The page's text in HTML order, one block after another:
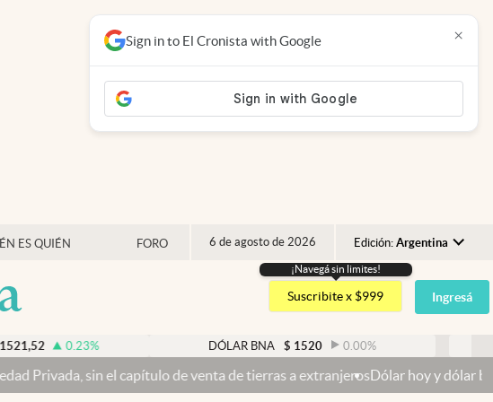
ES QUIÉN FORO 6 de agosto de 2026 Edición: Argentina
Argentina
España
USA
Colombia
¡Navegá sin limites!
Suscribite x $999 Ingresá
% $ 1520 0.00%
capítulo de venta de tierras a extranjerosDólar hoy y dólar blue hoy: cuál es la
Sign in to El Cronista with Google ×